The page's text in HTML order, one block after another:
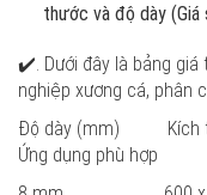
thước và độ dày (Giá
✔️. Dưới đây là bảng giá
nghiệp xương cá, phân
Độ dày (mm)
Ứng dụng phù hợp